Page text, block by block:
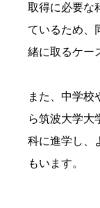
取得に必要な
ているため、
緒に取るケー
また、中学校
ら筑波大学大
科に進学し、
もいます。